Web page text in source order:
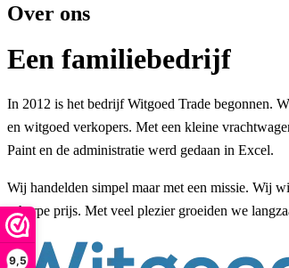
9,5
Over ons
Een familiebedrijf
In 2012 is het bedrijf Witgoed Trade begonnen.
en witgoed verkopers. Met een kleine
Paint en de administratie werd gedaan in Excel.
Wij handelden simpel maar met een missie. Wij
scherpe prijs. Met veel plezier groeiden we